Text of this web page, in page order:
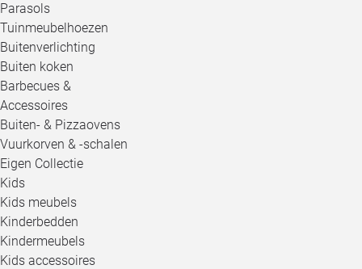
Parasols
Tuinmeubelhoezen
Buitenverlichting
Buiten koken
Barbecues &
Accessoires
Buiten- & Pizzaovens
Vuurkorven & -schalen
Eigen Collectie
Kids
Kids meubels
Kinderbedden
Kindermeubels
Kids accessoires